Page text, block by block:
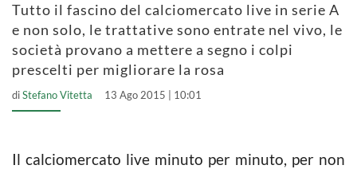
Tutto il fascino del calciomercato live in serie A
e non solo, le trattative sono entrate nel vivo, le
società provano a mettere a segno i colpi
prescelti per migliorare la rosa
diStefano Vitetta 13 Ago 2015 | 10:01
Il calciomercato live minuto per minuto, per non